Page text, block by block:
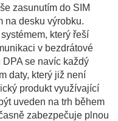
zasunutím do SIM
na desku výrobku.
který řeší
v bezdrátové
se navíc každý
daty, který již není
produkt využívající
uveden na trh během
zabezpečuje plnou